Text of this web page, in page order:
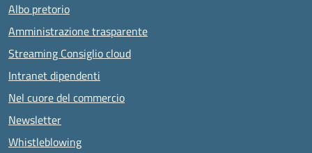
Albo pretorio
Amministrazione trasparente
Streaming Consiglio cloud
Intranet dipendenti
Nel cuore del commercio
Newsletter
Whistleblowing